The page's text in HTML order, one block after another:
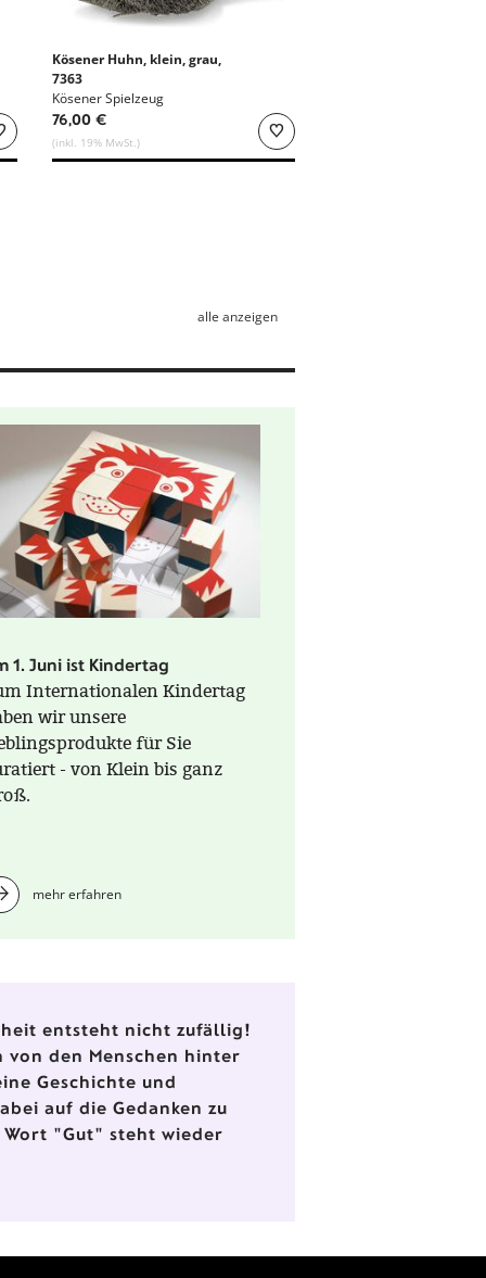
Kösener Huhn, klein, grau,
7363
Kösener Spielzeug
76,00 €
(inkl. 19% MwSt.)
alle anzeigen
1. Juni ist Kindertag
Internationalen Kindertag
wir unsere
für Sie
- von Klein bis ganz
mehr erfahren
entsteht nicht zufällig!
den Menschen hinter
Geschichte und
auf die Gedanken zu
Wort "Gut" steht wieder